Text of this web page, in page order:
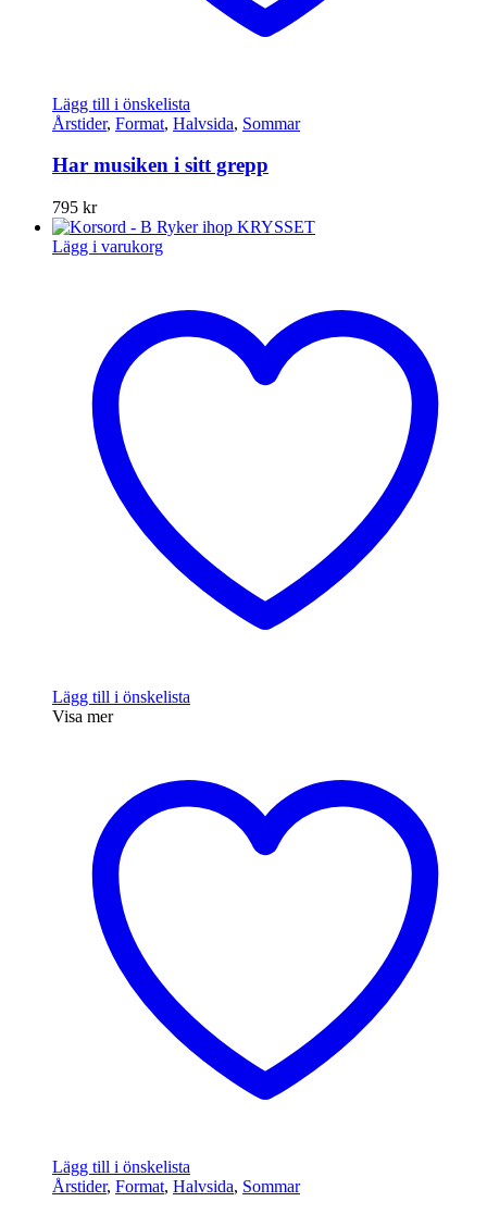
Lägg till i önskelista
Årstider, Format, Halvsida, Sommar
Har musiken i sitt grepp
795 kr
Lägg i varukorg
Lägg till i önskelista
Visa mer
Lägg till i önskelista
Årstider, Format, Halvsida, Sommar